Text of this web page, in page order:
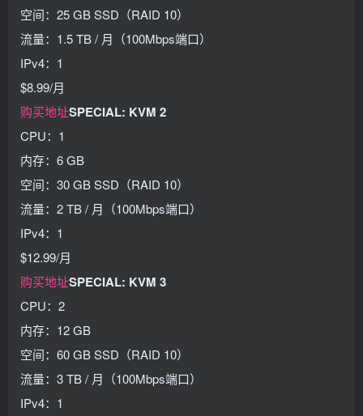
空间：25 GB SSD（RAID 10）
流量：1.5 TB / 月（100Mbps端口）
IPv4：1
$8.99/月
购买地址SPECIAL: KVM 2
CPU：1
内存：6 GB
空间：30 GB SSD（RAID 10）
流量：2 TB / 月（100Mbps端口）
IPv4：1
$12.99/月
购买地址SPECIAL: KVM 3
CPU：2
内存：12 GB
空间：60 GB SSD（RAID 10）
流量：3 TB / 月（100Mbps端口）
IPv4：1